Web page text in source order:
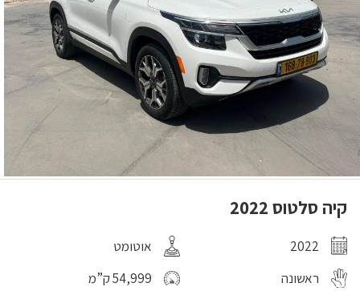
קיה סלטוס 2022
2022
אוטומט
ראשונה
54,999 ק”מ